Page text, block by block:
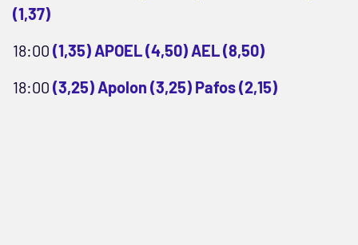
(1,37)
18:00 (1,35) APOEL (4,50) AEL (8,50)
18:00 (3,25) Apolon (3,25) Pafos (2,15)